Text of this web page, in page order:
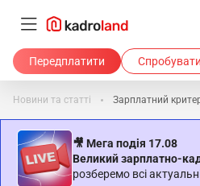
Передплатити
Новини та статті
🎥 Мега подія 17.08
Великий зарплатно-
розберемо всі